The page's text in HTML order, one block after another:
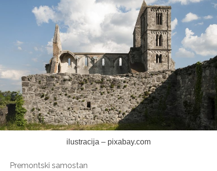
ilustracija – pixabay.com
Premontski samostan